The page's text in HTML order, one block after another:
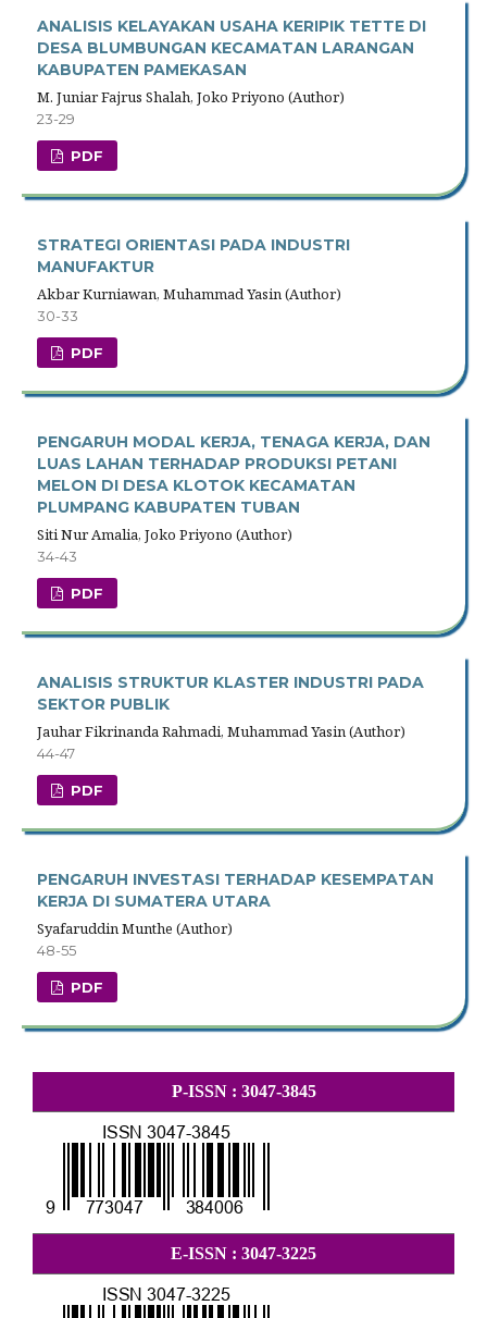
ANALISIS KELAYAKAN USAHA KERIPIK TETTE DI
DESA BLUMBUNGAN KECAMATAN LARANGAN
KABUPATEN PAMEKASAN
M. Juniar Fajrus Shalah, Joko Priyono (Author)
23-29
PDF
STRATEGI ORIENTASI PADA INDUSTRI
MANUFAKTUR
Akbar Kurniawan, Muhammad Yasin (Author)
30-33
PDF
PENGARUH MODAL KERJA, TENAGA KERJA, DAN
LUAS LAHAN TERHADAP PRODUKSI PETANI
MELON DI DESA KLOTOK KECAMATAN
PLUMPANG KABUPATEN TUBAN
Siti Nur Amalia, Joko Priyono (Author)
34-43
PDF
ANALISIS STRUKTUR KLASTER INDUSTRI PADA
SEKTOR PUBLIK
Jauhar Fikrinanda Rahmadi, Muhammad Yasin (Author)
44-47
PDF
PENGARUH INVESTASI TERHADAP KESEMPATAN
KERJA DI SUMATERA UTARA
Syafaruddin Munthe (Author)
48-55
PDF
P-ISSN : 3047-3845
E-ISSN : 3047-3225